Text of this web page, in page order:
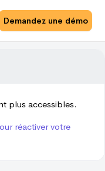
Demandez une démo
plus accessibles.
réactiver votre